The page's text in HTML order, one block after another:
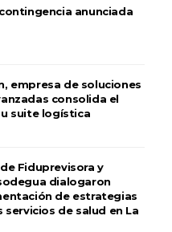
anunciada
empresa de soluciones
consolida el
suite logística
Fiduprevisora y
dialogaron
de estrategias
servicios de salud en La